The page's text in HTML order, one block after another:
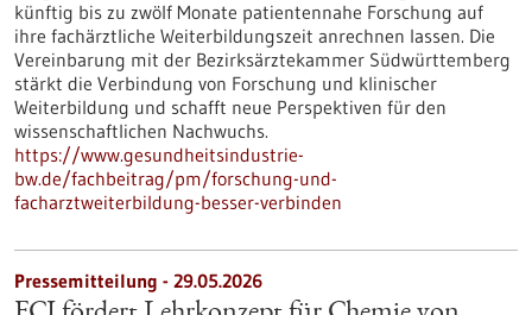
künftig bis zu zwölf Monate patientennahe Forschung auf
ihre fachärztliche Weiterbildungszeit anrechnen lassen. Die
Vereinbarung mit der Bezirksärztekammer Südwürttemberg
stärkt die Verbindung von Forschung und klinischer
Weiterbildung und schafft neue Perspektiven für den
wissenschaftlichen Nachwuchs.
https://www.gesundheitsindustrie-
bw.de/fachbeitrag/pm/forschung-und-
facharztweiterbildung-besser-verbinden
Pressemitteilung - 29.05.2026